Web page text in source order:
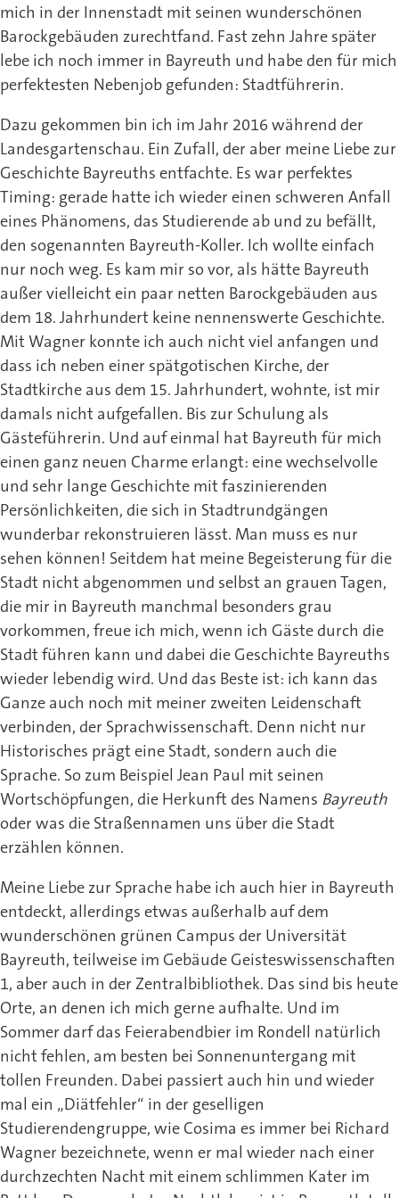
mich in der Innenstadt mit seinen wunderschönen
Barockgebäuden zurechtfand. Fast zehn Jahre später
lebe ich noch immer in Bayreuth und habe den für mich
perfektesten Nebenjob gefunden: Stadtführerin.
Dazu gekommen bin ich im Jahr 2016 während der
Landesgartenschau. Ein Zufall, der aber meine Liebe zur
Geschichte Bayreuths entfachte. Es war perfektes
Timing: gerade hatte ich wieder einen schweren Anfall
eines Phänomens, das Studierende ab und zu befällt,
den sogenannten Bayreuth-Koller. Ich wollte einfach
nur noch weg. Es kam mir so vor, als hätte Bayreuth
außer vielleicht ein paar netten Barockgebäuden aus
dem 18. Jahrhundert keine nennenswerte Geschichte.
Mit Wagner konnte ich auch nicht viel anfangen und
dass ich neben einer spätgotischen Kirche, der
Stadtkirche aus dem 15. Jahrhundert, wohnte, ist mir
damals nicht aufgefallen. Bis zur Schulung als
Gästeführerin. Und auf einmal hat Bayreuth für mich
einen ganz neuen Charme erlangt: eine wechselvolle
und sehr lange Geschichte mit faszinierenden
Persönlichkeiten, die sich in Stadtrundgängen
wunderbar rekonstruieren lässt. Man muss es nur
sehen können! Seitdem hat meine Begeisterung für die
Stadt nicht abgenommen und selbst an grauen Tagen,
die mir in Bayreuth manchmal besonders grau
vorkommen, freue ich mich, wenn ich Gäste durch die
Stadt führen kann und dabei die Geschichte Bayreuths
wieder lebendig wird. Und das Beste ist: ich kann das
Ganze auch noch mit meiner zweiten Leidenschaft
verbinden, der Sprachwissenschaft. Denn nicht nur
Historisches prägt eine Stadt, sondern auch die
Sprache. So zum Beispiel Jean Paul mit seinen
Wortschöpfungen, die Herkunft des Namens Bayreuth
oder was die Straßennamen uns über die Stadt
erzählen können.
Meine Liebe zur Sprache habe ich auch hier in Bayreuth
entdeckt, allerdings etwas außerhalb auf dem
wunderschönen grünen Campus der Universität
Bayreuth, teilweise im Gebäude Geisteswissenschaften
1, aber auch in der Zentralbibliothek. Das sind bis heute
Orte, an denen ich mich gerne aufhalte. Und im
Sommer darf das Feierabendbier im Rondell natürlich
nicht fehlen, am besten bei Sonnenuntergang mit
tollen Freunden. Dabei passiert auch hin und wieder
mal ein „Diätfehler“ in der geselligen
Studierendengruppe, wie Cosima es immer bei Richard
Wagner bezeichnete, wenn er mal wieder nach einer
durchzechten Nacht mit einem schlimmen Kater im